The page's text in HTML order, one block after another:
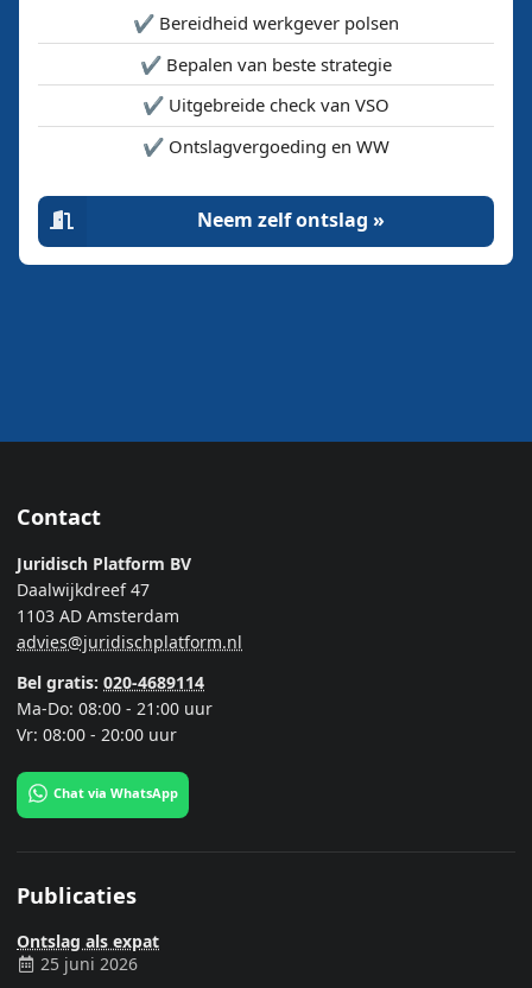
✔️ Bereidheid werkgever polsen
✔️ Bepalen van beste strategie
✔️ Uitgebreide check van VSO
✔️ Ontslagvergoeding en WW
Neem zelf ontslag »
Contact
Juridisch Platform BV
Daalwijkdreef 47
1103 AD Amsterdam
advies@juridischplatform.nl
Bel gratis: 020-4689114
Ma-Do: 08:00 - 21:00 uur
Vr: 08:00 - 20:00 uur
Chat via WhatsApp
Publicaties
Ontslag als expat
25 juni 2026